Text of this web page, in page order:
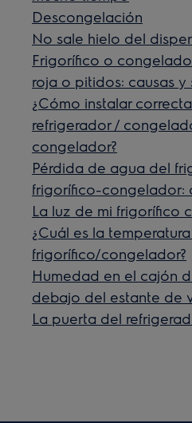
Descongelación
No sale hielo del
Frigorífico o
roja o pitidos: causas
¿Cómo instalar
refrigerador /
congelador?
Pérdida de agua del
frigorífico-congelador:
La luz de mi frigorífico
¿Cuál es la
frigorífico/congelador?
Humedad en el cajón
debajo del estante de
La puerta del